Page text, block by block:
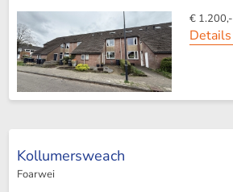
€ 1.200,-
Details
Kollumersweach
Foarwei